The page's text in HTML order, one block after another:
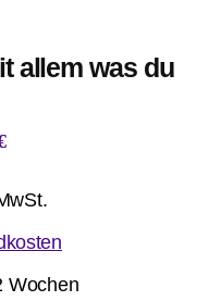
allem was du
Wochen